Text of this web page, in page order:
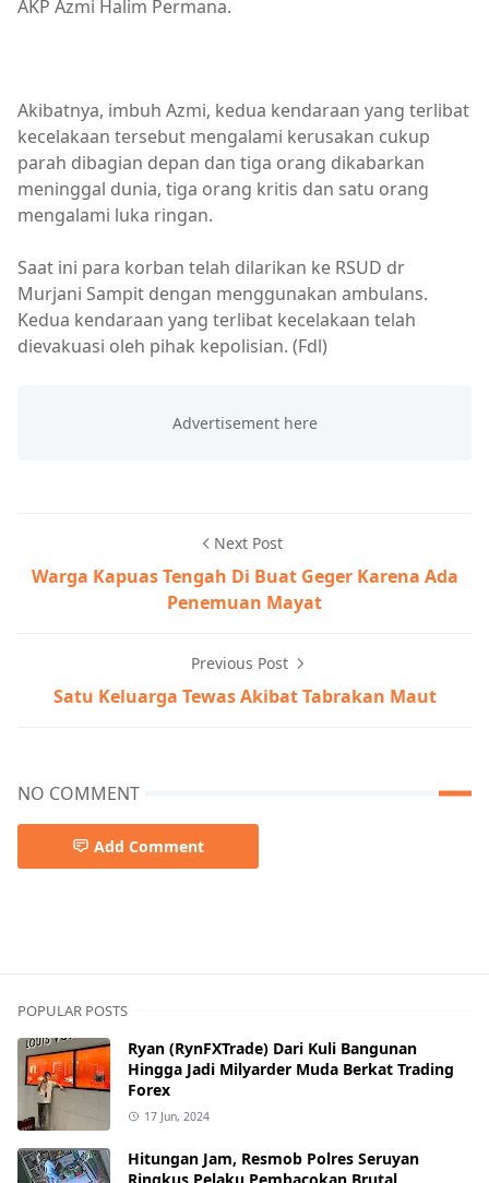
AKP Azmi Halim Permana.
Akibatnya, imbuh Azmi, kedua kendaraan yang terlibat
kecelakaan tersebut mengalami kerusakan cukup
parah dibagian depan dan tiga orang dikabarkan
meninggal dunia, tiga orang kritis dan satu orang
mengalami luka ringan.
Saat ini para korban telah dilarikan ke RSUD dr
Murjani Sampit dengan menggunakan ambulans.
Kedua kendaraan yang terlibat kecelakaan telah
dievakuasi oleh pihak kepolisian. (Fdl)
Next Post
Warga Kapuas Tengah Di Buat Geger Karena Ada
Penemuan Mayat
Previous Post
Satu Keluarga Tewas Akibat Tabrakan Maut
NO COMMENT
Add Comment
POPULAR POSTS
Ryan (RynFXTrade) Dari Kuli Bangunan
Hingga Jadi Milyarder Muda Berkat Trading
Forex
17 Jun, 2024
Hitungan Jam, Resmob Polres Seruyan